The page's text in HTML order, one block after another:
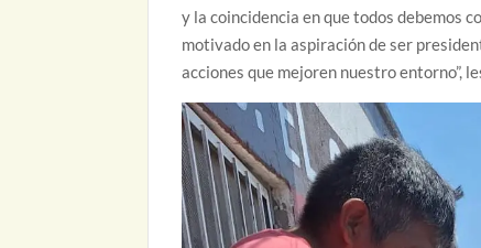
y la coincidencia en que todos debemos
motivado en la aspiración de ser
acciones que mejoren nuestro entorno”,